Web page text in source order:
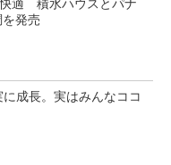
快適 積水ハウスとパナ
発売
成長。実はみんなココ